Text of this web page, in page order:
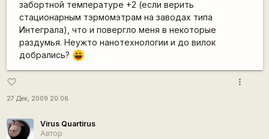
забортной температуре +2 (если верить
стационарным тэрмомэтрам на заводах типа
Интеграла), что и повергло меня в некоторые
раздумья. Неужто нанотехнологии и до вилок
добрались? |-))
favorite_border
27 Дек, 2009 20:06
more_vert
Virus Quartirus
Автор